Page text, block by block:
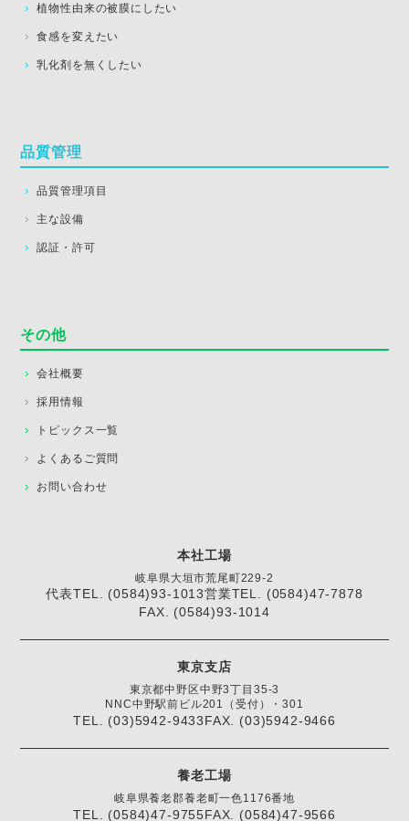
植物性由来の被膜にしたい
食感を変えたい
乳化剤を無くしたい
品質管理
品質管理項目
主な設備
認証・許可
その他
会社概要
採用情報
トピックス一覧
よくあるご質問
お問い合わせ
本社工場
岐阜県大垣市荒尾町229-2
代表TEL. (0584)93-1013営業TEL. (0584)47-7878
FAX. (0584)93-1014
東京支店
東京都中野区中野3丁目35-3
NNC中野駅前ビル201（受付）・301
TEL. (03)5942-9433FAX. (03)5942-9466
養老工場
岐阜県養老郡養老町一色1176番地
TEL. (0584)47-9755FAX. (0584)47-9566